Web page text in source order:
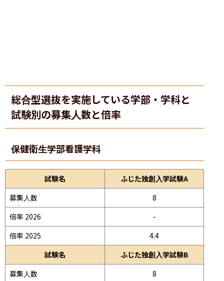
総合型選抜を実施している学部・学科と
試験別の募集人数と倍率
保健衛生学部看護学科
試験名
ふじた独創入学試験A
募集人数
8
倍率 2026
-
倍率 2025
4.4
試験名
ふじた独創入学試験B
募集人数
8